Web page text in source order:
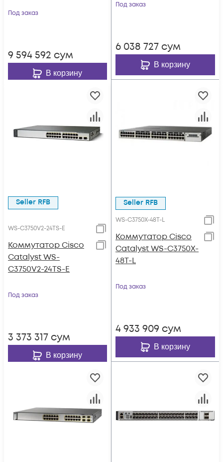
Под заказ
9 594 592 сум
В корзину
Под заказ
6 038 727 сум
В корзину
Seller RFB
WS-C3750V2-24TS-E
Коммутатор Cisco
Catalyst WS-
C3750V2-24TS-E
Под заказ
3 373 317 сум
В корзину
Seller RFB
WS-C3750X-48T-L
Коммутатор Cisco
Catalyst WS-C3750X-
48T-L
Под заказ
4 933 909 сум
В корзину